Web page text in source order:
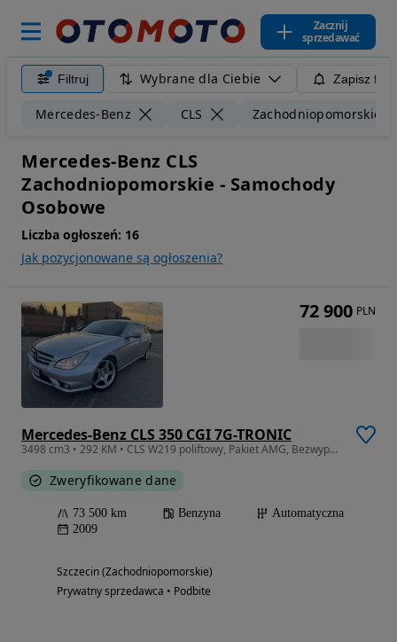
Zacznij
sprzedawać
Filtruj Wybrane dla Ciebie Zapisz
Mercedes-Benz CLS Zachodniopomorskie
Mercedes-Benz CLS
Zachodniopomorskie - Samochody
Osobowe
Liczba ogłoszeń: 16
Jak pozycjonowane są ogłoszenia?
Mercedes-Benz CLS 350 CGI 7G-TRONIC
3498 cm3 • 292 KM • CLS W219 poliftowy, Pakiet AMG, Bezwypadek, Serwis ASO, Mały przebieg
Zweryfikowane dane
73 500 km Benzyna
Automatyczna
2009
Szczecin (Zachodniopomorskie)
Prywatny sprzedawca • Podbite
72 900 PLN